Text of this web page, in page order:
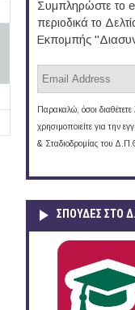
Συμπληρώστε το
περιοδικά το
Εκπομπής
Παρακαλώ, όσοι
χρησιμοποιείτε για την
& Σταδιοδρομίας του
ΣΠΟΥΔΈΣ ΣΤΟ